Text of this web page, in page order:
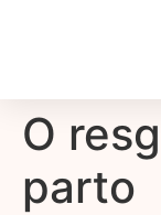
O
parto